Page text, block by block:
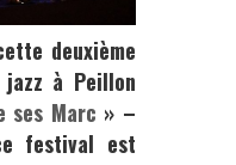
deuxième
à Peillon
ses Marc » –
festival est